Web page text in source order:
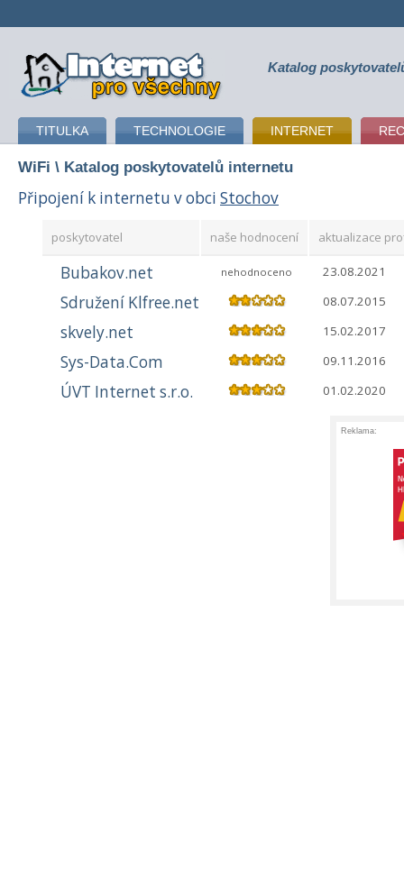
připojení k internetu Katalog
TITULKA TECHNOLOGIE INTERNET
WiFi \ Katalog poskytovatelů internetu
Připojení k internetu v obci Stochov
poskytovatel naše hodnocení aktualizace
Bubakov.net nehodnoceno 23.08.2021
Sdružení Klfree.net 08.07.2015
skvely.net 15.02.2017
Sys-Data.Com 09.11.2016
ÚVT Internet s.r.o. 01.02.2020
Reklama: